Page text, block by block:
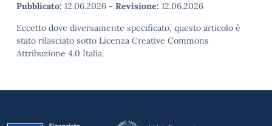
Pubblicato: 12.06.2026 - Revisione: 12.06.2026
Eccetto dove diversamente specificato, questo articolo è
stato rilasciato sotto Licenza Creative Commons
Attribuzione 4.0 Italia.